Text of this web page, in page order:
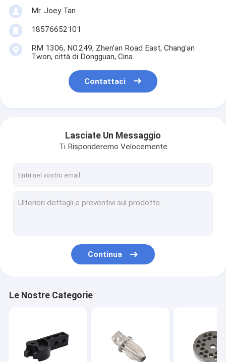
Mr. Joey Tan
18576652101
RM 1306, NO.249, Zhen'an Road East, Chang'an
Twon, città di Dongguan, Cina.
Contattaci
Lasciate Un Messaggio
Ti Risponderemo Velocemente
Continua
Le Nostre Categorie